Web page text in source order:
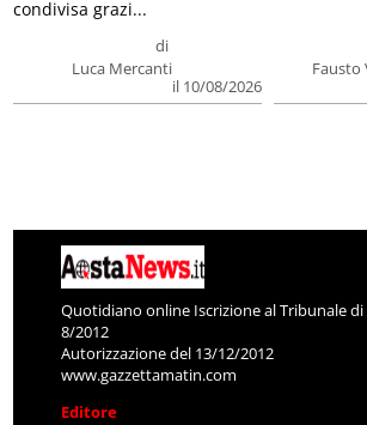
di
Luca Mercanti
il 10/08/2026
condivisa grazi...
Fausto
Quotidiano online Iscrizione al Tribunale di
8/2012
Autorizzazione del 13/12/2012
www.gazzettamatin.com
Editore